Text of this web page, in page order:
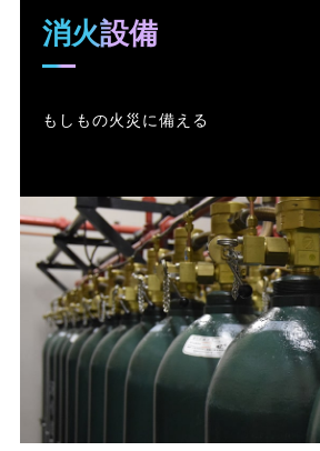
消火設備
もしもの火災に備える